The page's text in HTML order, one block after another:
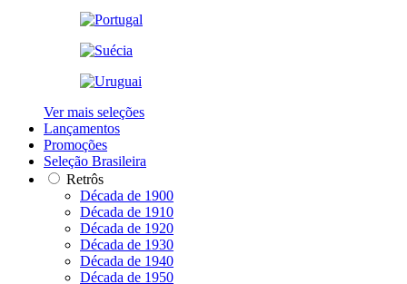
Ver mais seleções
Lançamentos
Promoções
Seleção Brasileira
Retrôs
Década de 1900
Década de 1910
Década de 1920
Década de 1930
Década de 1940
Década de 1950